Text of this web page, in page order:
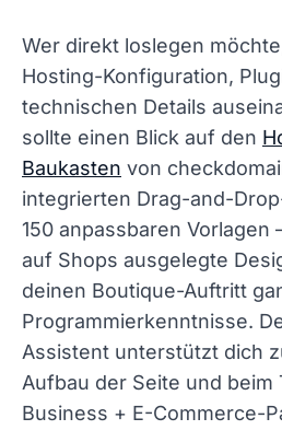
Wer direkt loslegen
Hosting-Konfiguration,
technischen Details
sollte einen Blick auf den
Baukasten von
integrierten Drag-and-
150 anpassbaren Vorlagen
auf Shops ausgelegte
deinen Boutique-Auftritt
Programmierkenntnisse.
Assistent unterstützt dich
Aufbau der Seite und beim
Business + E-Commerce-